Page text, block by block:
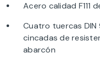
Acero calidad F111
Cuatro tuercas
cincadas de
abarcón